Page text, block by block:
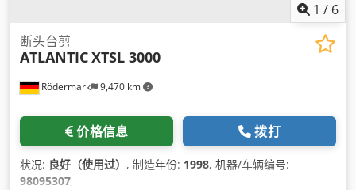
1 / 6
Rödermark 9,470 km
断头台剪
ATLANTICXTSL 3000
价格信息 拨打
状况: 良好（使用过） , 制造年份: 1998, 机器/车辆编号:
98095307,